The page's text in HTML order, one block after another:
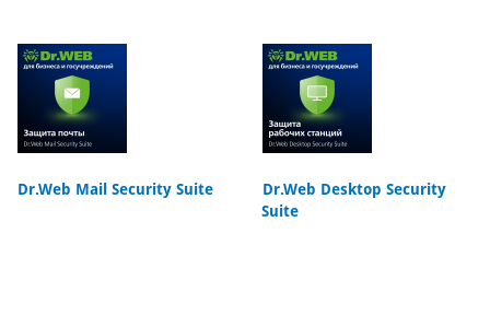
Dr.Web Mail Security Suite
Dr.Web Desktop Security
Suite